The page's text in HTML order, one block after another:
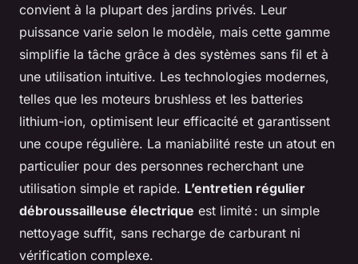
convient à la plupart des jardins privés. Leur
puissance varie selon le modèle, mais cette gamme
simplifie la tâche grâce à des systèmes sans fil et à
une utilisation intuitive. Les technologies modernes,
telles que les moteurs brushless et les batteries
lithium-ion, optimisent leur efficacité et garantissent
une coupe régulière. La maniabilité reste un atout en
particulier pour des personnes recherchant une
utilisation simple et rapide. L’entretien régulier
débroussailleuse électrique est limité : un simple
nettoyage suffit, sans recharge de carburant ni
vérification complexe.